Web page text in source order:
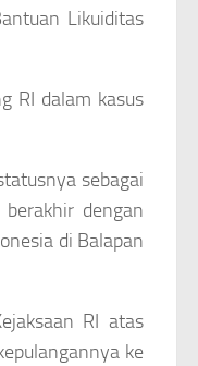
Likuiditas
RI dalam kasus
sebagai
dengan
di Balapan
RI atas
ke